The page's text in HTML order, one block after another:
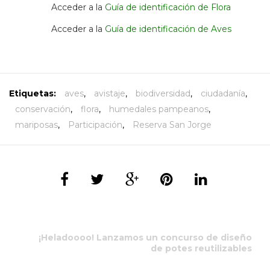
Acceder a la Guía de identificación de Flora
Acceder a la Guía de identificación de Aves
Etiquetas: aves, avistaje, biodiversidad, ciudadanía,
conservación, flora, humedales pampeanos,
mariposas, Participación, Reserva San Jorge
¡Heladoooo! Lanzamos un concurso de diseño
de potes reutilizables